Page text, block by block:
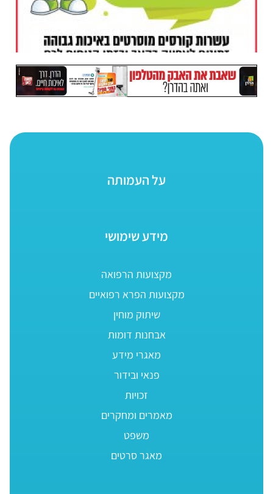
על העמותה
מידע שימושי
מקצועות הרפואה
מקצועות הפרא רפואיים
שיתוק מוחין
אבחנות דומות
מאגרי מידע
פנאי ובידור
זכויות
מאמרים ומחקרים
משפט
מאגר סרטים